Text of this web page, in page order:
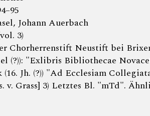
Johann Auerbach
3)
Chorherrenstift Neustift bei
(?)): "Exlibris Bibliothecae
Jh. (?)) "Ad Ecclesiam
v. Grass] 3) Letztes Bl. "mTd".